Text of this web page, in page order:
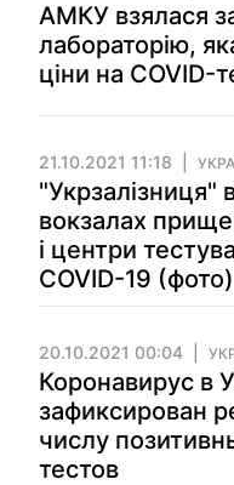
АМКУ взялася
лабораторію,
ціни на COVID-
21.10.2021 11:18
"Укрзалізниця"
вокзалах
і центри
COVID-19 (фото)
20.10.2021 00:04
Коронавирус в
зафиксирован
числу
тестов